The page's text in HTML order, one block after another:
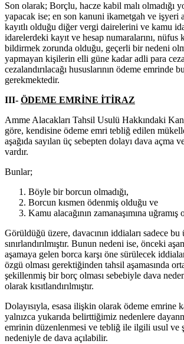
Son olarak; Borçlu, hacze kabil malı olmadığı
yapacak ise; en son kanuni ikametgah ve işyeri
kayıtlı olduğu diğer vergi dairelerini ve kamu
idarelerdeki kayıt ve hesap numaralarını, nüfus
bildirmek zorunda olduğu, geçerli bir nedeni
yapmayan kişilerin elli güne kadar adli para
cezalandırılacağı hususlarının ödeme emrinde
gerekmektedir.
III- ÖDEME EMRİNE İTİRAZ
Amme Alacakları Tahsil Usulü Hakkındaki
göre, kendisine ödeme emri tebliğ edilen
aşağıda sayılan üç sebepten dolayı dava açma
vardır.
Bunlar;
Böyle bir borcun olmadığı,
Borcun kısmen ödenmiş olduğu ve
Kamu alacağının zamanaşımına uğramış
Görüldüğü üzere, davacının iddiaları sadece bu
sınırlandırılmıştır. Bunun nedeni ise, önceki
aşamaya gelen borca karşı öne sürülecek
özgü olması gerektiğinden tahsil aşamasında
şekillenmiş bir borç olması sebebiyle dava
olarak kısıtlandırılmıştır.
Dolayısıyla, esasa ilişkin olarak ödeme emrine
yalnızca yukarıda belirttiğimiz nedenlere
emrinin düzenlenmesi ve tebliğ ile ilgili usul ve
nedeniyle de dava açılabilir.